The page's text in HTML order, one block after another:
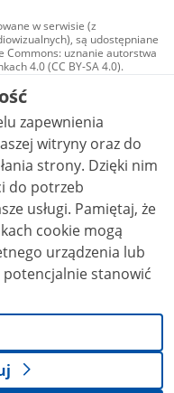
w serwisie (z
są udostępniane
Commons: uznanie autorstwa
4.0 (CC BY-SA 4.0).
w tym zdjęcia, materiały
na licencji typu
autorstwa użycie
zależnych 4.0 (CC BY-
to stwierdzone inaczej.
zapewnienia
witryny oraz do
Dzięki nim
do potrzeb
Pamiętaj, że
cookie mogą
urządzenia lub
stanowić